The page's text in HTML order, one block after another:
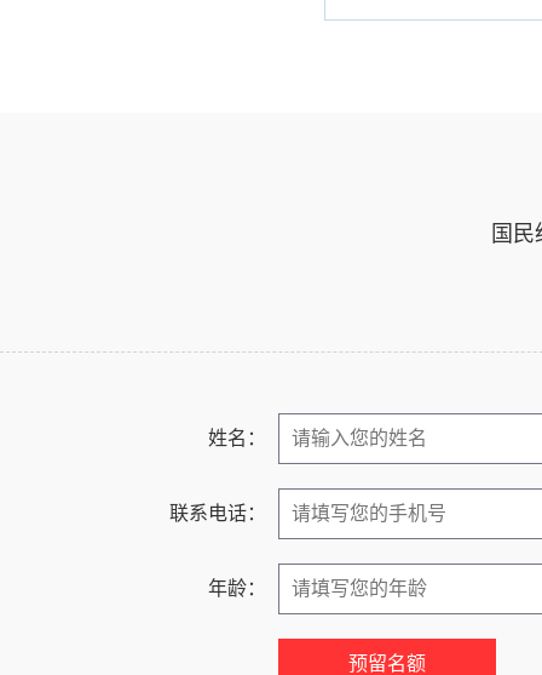
国
姓名：
联系电话：
年龄：